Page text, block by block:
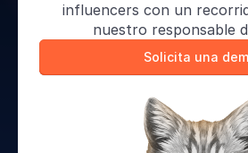
influencers con un
nuestro responsable
Solicita una